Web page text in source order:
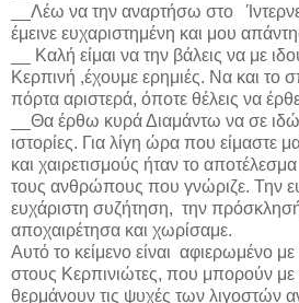
__Λέω να την αναρτήσω στο
έμεινε ευχαριστημένη και μου
__ Καλή είμαι να την βάλεις να με
Κερπινή ,έχουμε ερημιές. Να και το
πόρτα αριστερά, όποτε θέλεις να
__Θα έρθω κυρά Διαμάντω να σε ιδώ
ιστορίες. Για λίγη ώρα που είμαστε
και χαιρετισμούς ήταν το αποτέλεσμα
τους ανθρώπους που γνώριζε. Την
ευχάριστη συζήτηση, την
αποχαιρέτησα και χωρίσαμε.
Αυτό το κείμενο είναι αφιερωμένο με
στους Κερπινιώτες, που μπορούν με
θερμάνουν τις ψυχές των λιγοστών